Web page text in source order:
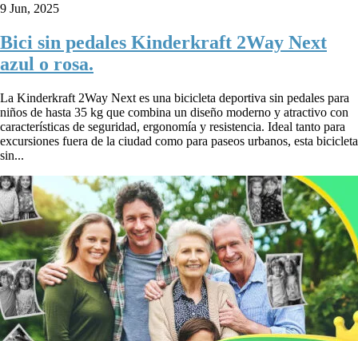
9 Jun, 2025
Bici sin pedales Kinderkraft 2Way Next
azul o rosa.
La Kinderkraft 2Way Next es una bicicleta deportiva sin pedales para
niños de hasta 35 kg que combina un diseño moderno y atractivo con
características de seguridad, ergonomía y resistencia. Ideal tanto para
excursiones fuera de la ciudad como para paseos urbanos, esta bicicleta
sin...